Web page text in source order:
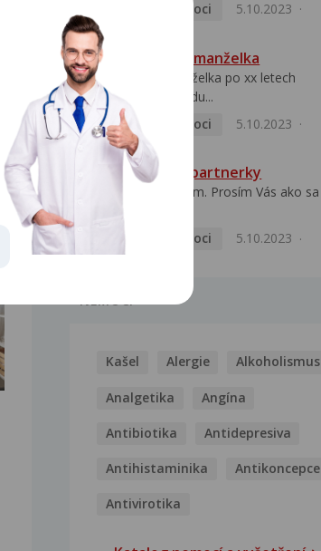
Pohlavní nemoci
5.10.2023
HPV pozitivní manželka
Dobrý den, manželka po xx letech
přivezla z Východu...
Pohlavní nemoci
5.10.2023
HPV typ 52 u partnerky
Dobrý deň prajem. Prosím Vás ako sa
Pohlavní nemoci
5.10.2023
NEMOCI
Kašel Alergie Alkoholismus
Analgetika Angína
Antibiotika Antidepresiva
Antihistaminika Antikoncepce
Antivirotika